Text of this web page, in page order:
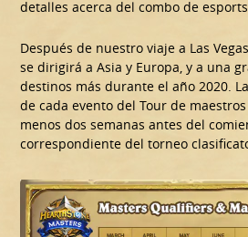
detalles acerca del combo de
Después de nuestro viaje a Las
se dirigirá a Asia y Europa, y a una
destinos más durante el año 2020.
de cada evento del Tour de
menos dos semanas antes del
correspondiente del torneo